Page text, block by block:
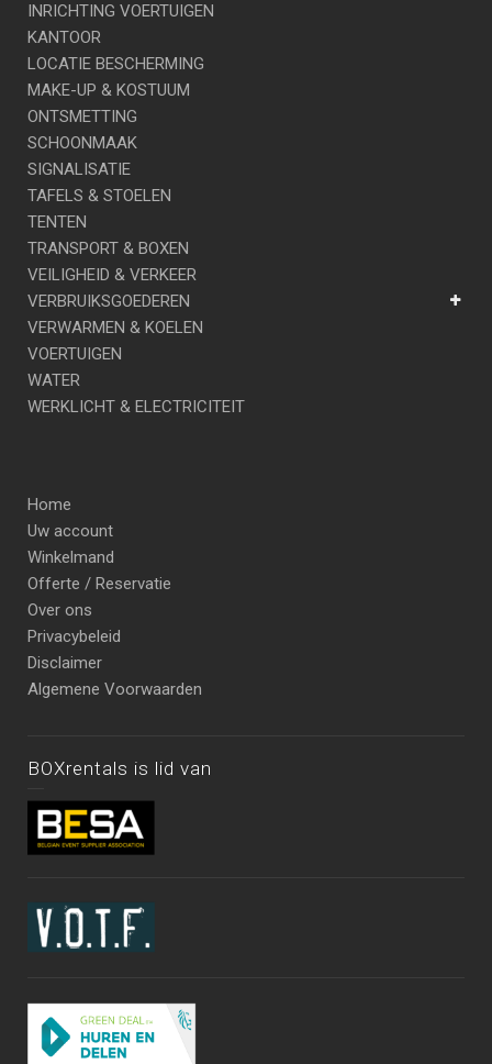
INRICHTING VOERTUIGEN
KANTOOR
LOCATIE BESCHERMING
MAKE-UP & KOSTUUM
ONTSMETTING
SCHOONMAAK
SIGNALISATIE
TAFELS & STOELEN
TENTEN
TRANSPORT & BOXEN
VEILIGHEID & VERKEER
VERBRUIKSGOEDEREN
VERWARMEN & KOELEN
VOERTUIGEN
WATER
WERKLICHT & ELECTRICITEIT
Home
Uw account
Winkelmand
Offerte / Reservatie
Over ons
Privacybeleid
Disclaimer
Algemene Voorwaarden
BOXrentals is lid van